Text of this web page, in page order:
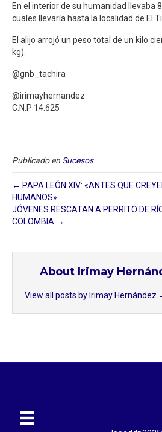
En el interior de su humanidad llevaba
cuales llevaría hasta la localidad de El
El alijo arrojó un peso total de un kilo
kg).
@gnb_tachira
@irimayhernandez
C.N.P 14.625
Publicado en Sucesos
← PAPA LEÓN XIV: «ANTES QUE
HUMANOS»
JÓVENES RESCATAN A PERRITO DE
COLOMBIA →
About Irimay
View all posts by Irimay Hernández